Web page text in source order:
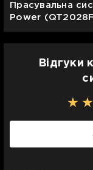
Прасувальна
Power
Відгуки